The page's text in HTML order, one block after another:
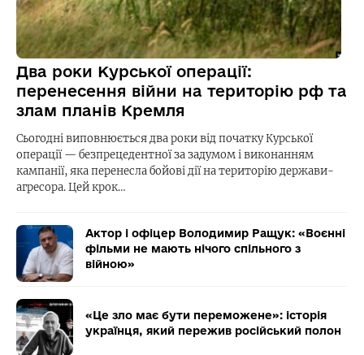
Два роки Курської операції:
перенесення війни на територію рф та
злам планів Кремля
Сьогодні виповнюється два роки від початку Курської
операції — безпрецедентної за задумом і виконанням
кампанії, яка перенесла бойові дії на територію держави-
агресора. Цей крок…
Актор і офіцер Володимир Ращук: «Воєнні
фільми не мають нічого спільного з
війною»
«Це зло має бути переможене»: історія
українця, який пережив російський полон